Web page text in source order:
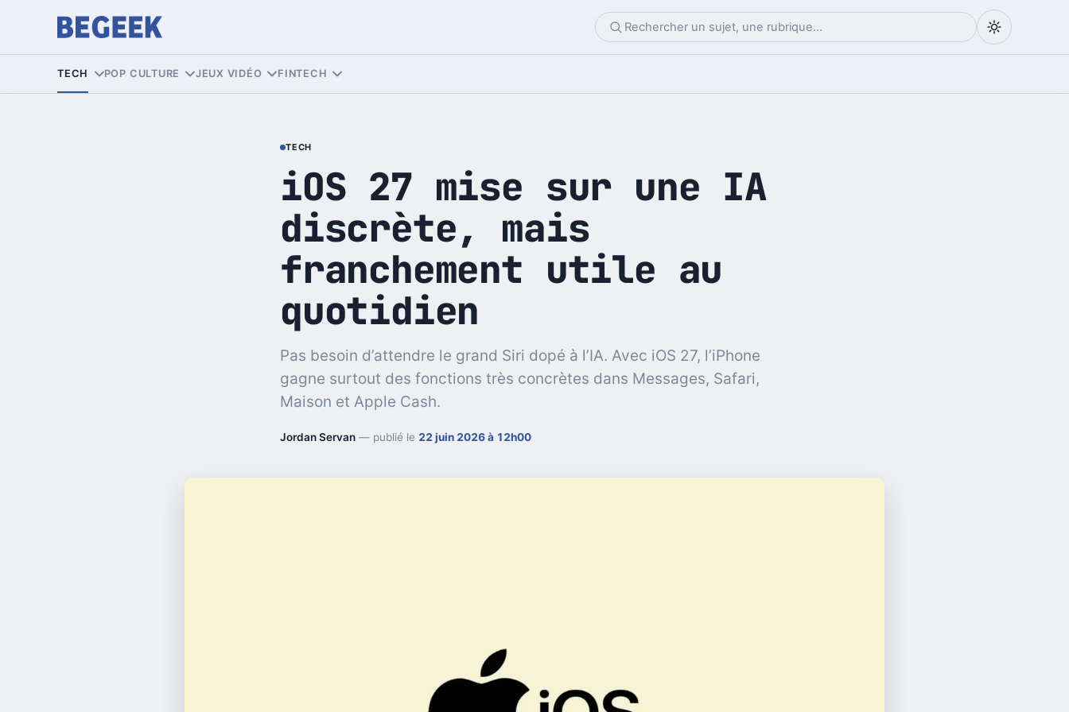
TECH POP CULTURE JEUX VIDÉO FINTECH
TECH
iOS 27 mise sur une IA
discrète, mais
franchement utile au
quotidien
Pas besoin d’attendre le grand Siri dopé à l’IA. Avec iOS 27, l’iPhone
gagne surtout des fonctions très concrètes dans Messages, Safari,
Maison et Apple Cash.
Jordan Servan — publié le 22 juin 2026 à 12h00